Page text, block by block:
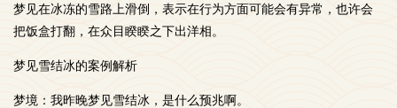
梦见在冰冻的雪路上滑倒，表示在行为方面可能会有异常，也许会
把饭盒打翻，在众目睽睽之下出洋相。
梦见雪结冰的案例解析
梦境：我昨晚梦见雪结冰，是什么预兆啊。